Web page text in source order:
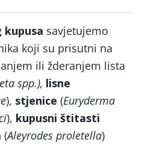
kupusa savjetujemo
koji su prisutni na
ili žderanjem lista
spp.), lisne
), stjenice (Euryderma
), kupusni štitasti
(Aleyrodes proletella)